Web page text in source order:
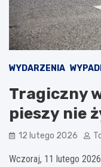
WYDARZENIA
Tragiczny
pieszy nie
12 lutego 2026
Wczoraj, 11 lutego